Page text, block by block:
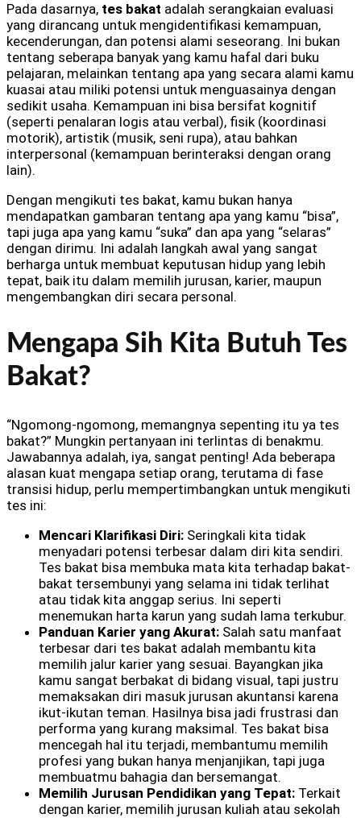
Pada dasarnya, tes bakat adalah serangkaian evaluasi
yang dirancang untuk mengidentifikasi kemampuan,
kecenderungan, dan potensi alami seseorang. Ini bukan
tentang seberapa banyak yang kamu hafal dari buku
pelajaran, melainkan tentang apa yang secara alami kamu
kuasai atau miliki potensi untuk menguasainya dengan
sedikit usaha. Kemampuan ini bisa bersifat kognitif
(seperti penalaran logis atau verbal), fisik (koordinasi
motorik), artistik (musik, seni rupa), atau bahkan
interpersonal (kemampuan berinteraksi dengan orang
lain).
Dengan mengikuti tes bakat, kamu bukan hanya
mendapatkan gambaran tentang apa yang kamu “bisa”,
tapi juga apa yang kamu “suka” dan apa yang “selaras”
dengan dirimu. Ini adalah langkah awal yang sangat
berharga untuk membuat keputusan hidup yang lebih
tepat, baik itu dalam memilih jurusan, karier, maupun
mengembangkan diri secara personal.
Mengapa Sih Kita Butuh Tes
Bakat?
“Ngomong-ngomong, memangnya sepenting itu ya tes
bakat?” Mungkin pertanyaan ini terlintas di benakmu.
Jawabannya adalah, iya, sangat penting! Ada beberapa
alasan kuat mengapa setiap orang, terutama di fase
transisi hidup, perlu mempertimbangkan untuk mengikuti
tes ini:
Mencari Klarifikasi Diri: Seringkali kita tidak
menyadari potensi terbesar dalam diri kita sendiri.
Tes bakat bisa membuka mata kita terhadap bakat-
bakat tersembunyi yang selama ini tidak terlihat
atau tidak kita anggap serius. Ini seperti
menemukan harta karun yang sudah lama terkubur.
Panduan Karier yang Akurat: Salah satu manfaat
terbesar dari tes bakat adalah membantu kita
memilih jalur karier yang sesuai. Bayangkan jika
kamu sangat berbakat di bidang visual, tapi justru
memaksakan diri masuk jurusan akuntansi karena
ikut-ikutan teman. Hasilnya bisa jadi frustrasi dan
performa yang kurang maksimal. Tes bakat bisa
mencegah hal itu terjadi, membantumu memilih
profesi yang bukan hanya menjanjikan, tapi juga
membuatmu bahagia dan bersemangat.
Memilih Jurusan Pendidikan yang Tepat: Terkait
dengan karier, memilih jurusan kuliah atau sekolah